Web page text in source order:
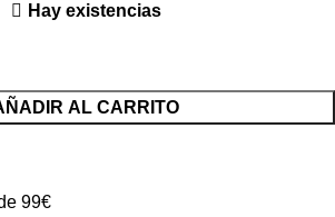
Hay existencias
AL CARRITO
99€